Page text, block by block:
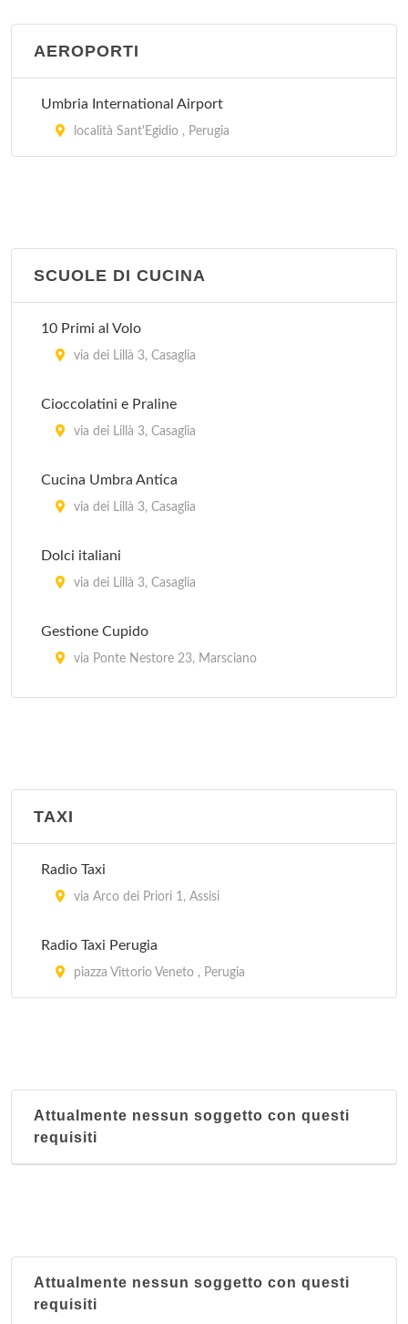
AEROPORTI
Umbria International Airport
località Sant'Egidio , Perugia
SCUOLE DI CUCINA
10 Primi al Volo
via dei Lillà 3, Casaglia
Cioccolatini e Praline
via dei Lillà 3, Casaglia
Cucina Umbra Antica
via dei Lillà 3, Casaglia
Dolci italiani
via dei Lillà 3, Casaglia
Gestione Cupido
via Ponte Nestore 23, Marsciano
vocabolo Concello 27, Città Della Pieve
TAXI
Radio Taxi
via Arco dei Priori 1, Assisi
Radio Taxi Perugia
piazza Vittorio Veneto , Perugia
Attualmente nessun soggetto con questi
requisiti
Attualmente nessun soggetto con questi
requisiti